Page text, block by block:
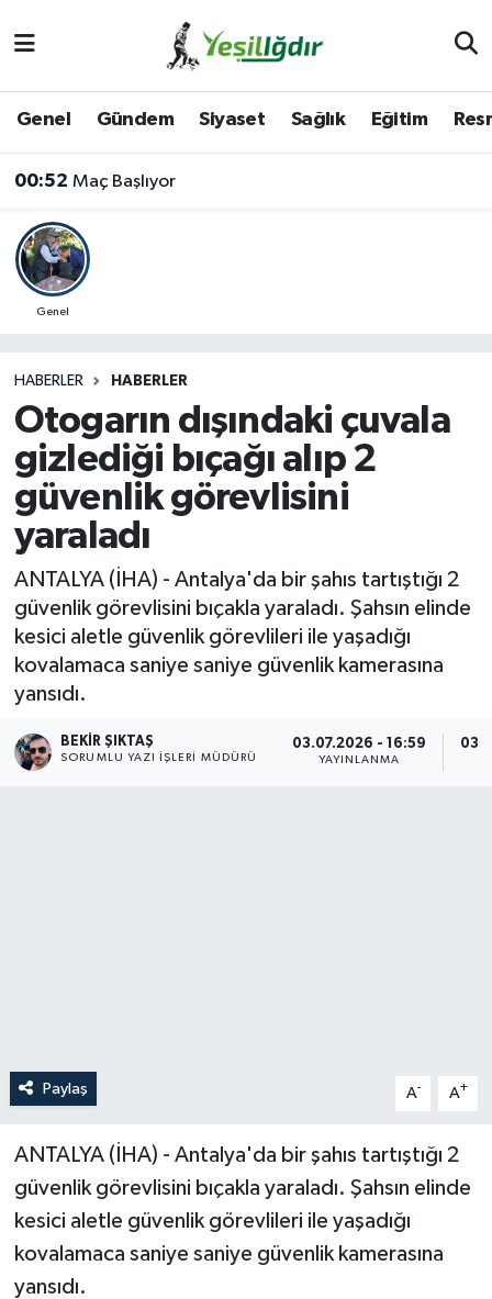
Genel Gündem Siyaset Sağlık Eğitim
00:52 Maç Başlıyor
Genel
HABERLER HABERLER
Otogarın dışındaki çuvala
gizlediği bıçağı alıp 2
güvenlik görevlisini
yaraladı
ANTALYA (İHA) - Antalya'da bir şahıs tartıştığı 2
güvenlik görevlisini bıçakla yaraladı. Şahsın elinde
kesici aletle güvenlik görevlileri ile yaşadığı
kovalamaca saniye saniye güvenlik kamerasına
yansıdı.
BEKIR ŞIKTAŞ
SORUMLU YAZI İŞLERI MÜDÜRÜ
03.07.2026 - 16:59
YAYINLANMA
Paylaş A- A+
ANTALYA (İHA) - Antalya'da bir şahıs tartıştığı 2
güvenlik görevlisini bıçakla yaraladı. Şahsın elinde
kesici aletle güvenlik görevlileri ile yaşadığı
kovalamaca saniye saniye güvenlik kamerasına
yansıdı.
İğdir Namaz Vakitleri
Iğdır Trafik Yoğunluk Haritası
Süper Lig Puan Durumu ve Fikstür
Son Dakika Haberleri
Haber Arşivi